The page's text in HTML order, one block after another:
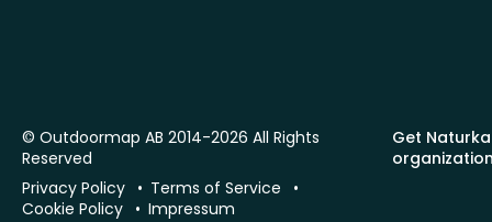
Get
© Outdoormap AB 2014-2026 All Rights
Reserved
Privacy Policy
Terms of Service
Cookie Policy
Impressum